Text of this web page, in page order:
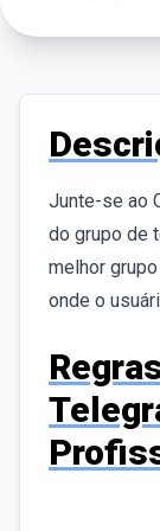
Junte-se ao
do grupo de
melhor
onde o